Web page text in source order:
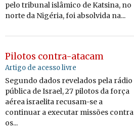
pelo tribunal islâmico de Katsina, no
norte da Nigéria, foi absolvida na...
Pilotos contra-atacam
Artigo de acesso livre
Segundo dados revelados pela rádio
pública de Israel, 27 pilotos da força
aérea israelita recusam-se a
continuar a executar missões contra
os...